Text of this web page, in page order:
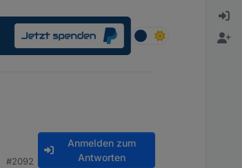
#2092
Anmelden zum
Antworten